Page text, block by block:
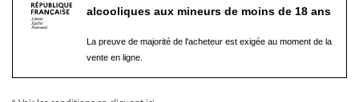
alcooliques aux mineurs de moins de 18 ans
La preuve de majorité de l'acheteur est exigée au moment de la
vente en ligne.